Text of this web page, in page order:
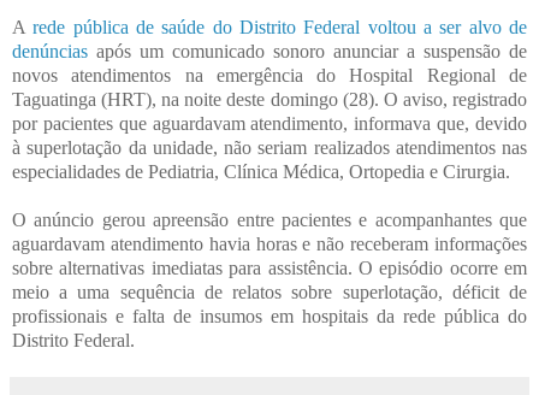
Arede pública de saúde do Distrito Federal voltou a ser alvo de
denúncias após um comunicado sonoro anunciar a suspensão de
novos atendimentos na emergência do Hospital Regional de
Taguatinga (HRT), na noite deste domingo (28). O aviso, registrado
por pacientes que aguardavam atendimento, informava que, devido
à superlotação da unidade, não seriam realizados atendimentos nas
especialidades de Pediatria, Clínica Médica, Ortopedia e Cirurgia.
O anúncio gerou apreensão entre pacientes e acompanhantes que
aguardavam atendimento havia horas e não receberam informações
sobre alternativas imediatas para assistência. O episódio ocorre em
meio a uma sequência de relatos sobre superlotação, déficit de
profissionais e falta de insumos em hospitais da rede pública do
Distrito Federal.